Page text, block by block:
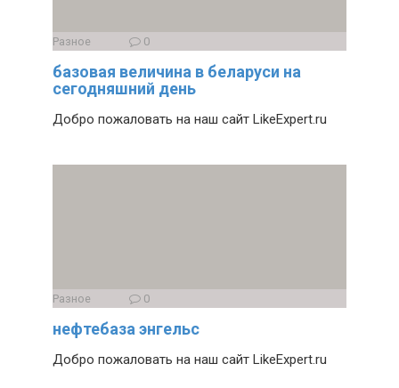
Разное 0
базовая величина в беларуси на
сегодняшний день
Добро пожаловать на наш сайт LikeExpert.ru
Разное 0
нефтебаза энгельс
Добро пожаловать на наш сайт LikeExpert.ru